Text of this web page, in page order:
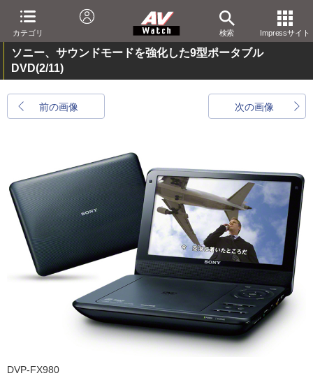
カテゴリ 検索 Impressサイト
ソニー、サウンドモードを強化した9型ポータブル
DVD(2/11)
前の画像 次の画像
DVP-FX980